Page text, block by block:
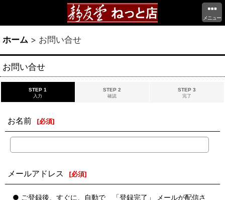
メニュー
ホーム > お問い合せ
お問い合せ
STEP 1
入力
STEP 2
確認
STEP 3
完了
お名前 [必須]
メールアドレス [必須]
● ご登録後、すぐに、自動で 「登録完了」 メールが配信さ